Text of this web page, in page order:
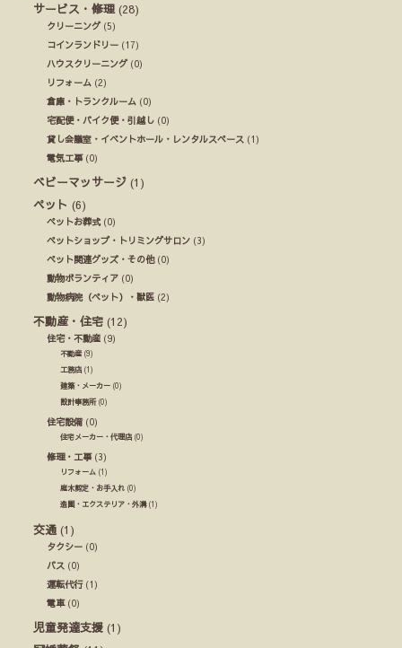
サービス・修理 (28)
クリーニング(5)
コインランドリー (17)
ハウスクリーニング(0)
リフォーム (2)
倉庫・トランクルーム (0)
宅配便・バイク便・引越し (0)
貸し会議室・イベントホール・レンタルスペース (1)
電気工事(0)
ベビーマッサージ (1)
ペット (6)
ペットお葬式(0)
ペットショップ・トリミングサロン (3)
ペット関連グッズ・その他(0)
動物ボランティア (0)
動物病院（ペット）・獣医 (2)
不動産・住宅 (12)
住宅・不動産 (9)
不動産 (9)
工務店 (1)
建築・メーカー (0)
設計事務所(0)
住宅設備(0)
住宅メーカー・代理店 (0)
修理・工事(3)
リフォーム (1)
庭木剪定・お手入れ (0)
造園・エクステリア・外溝(1)
交通 (1)
タクシー (0)
バス (0)
運転代行(1)
電車(0)
児童発達支援 (1)